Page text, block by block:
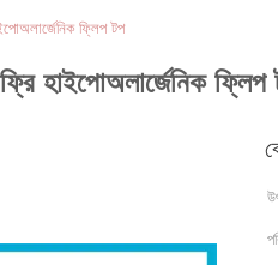
ফ্লিপ টপ
হাইপোঅলার্জেনিক ফ্লিপ